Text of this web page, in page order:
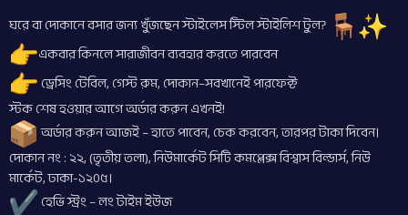
ঘরে বা দোকানে বসার জন্য খুঁজছেন স্টাইলেস স্টিল স্টাইলিশ টুল?
একবার কিনলে সারাজীবন ব্যবহার করতে পারবেন
ড্রেসিং টেবিল, গেস্ট রুম, দোকান–সবখানেই পারফেক্ট
স্টক শেষ হওয়ার আগে অর্ডার করুন এখনই!
অর্ডার করুন আজই – হাতে পাবেন, চেক করবেন, তারপর টাকা দিবেন।
দোকান নং : ২২, (তৃতীয় তলা), নিউমার্কেট সিটি কমপ্লেক্স বিশ্বাস বিল্ডার্স, নিউ
মার্কেট, ঢাকা-১২০৫।
হেভি স্ট্রং – লং টাইম ইউজ